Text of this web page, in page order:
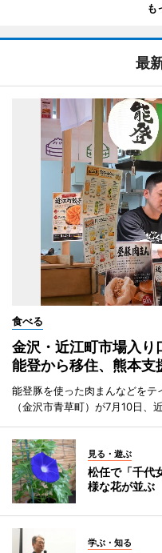
も
最
食べる
金沢・近江町市場入
能登から移住、熊本支
能登豚を使った肉まんなどをテ
（金沢市青草町）が7月10日、
見る・遊ぶ
松任で「千代
様な花が並ぶ
学ぶ・知る